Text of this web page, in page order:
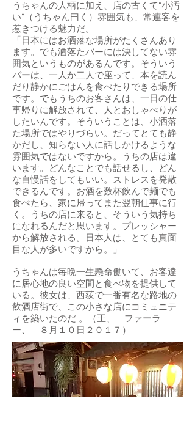
うちゃんの人柄に加え、店の古くて“小汚
い”（うちゃん曰く）雰囲気も、常連客を
惹きつける魅力だ。
「日本にはお洒落な場所がたくさんあり
ます。でも洒落たバーには決してない雰
囲気というものがあるんです。そういう
バーは、一人か二人で座って、本を読ん
だり静かにごはんを食べたりできる場所
です。でもうちのお客さんは、一日の仕
事帰りに解放されて、人とおしゃべりが
したいんです。そういうことは、小洒落
た場所ではやりづらい。だってとても静
かだし、知らない人に話しかけるような
雰囲気ではないですから。うちの店は違
います。どんなことでも話せるし、どん
な自慢話をしてもいい。ストレスを発散
できるんです。お酒を数杯飲んで麺でも
食べたら、家に帰ってまた翌朝仕事に行
く。うちの店に来ると、そういう気持ち
になれるんだと思います。プレッシャー
から解放される。日本人は、とても真面
目な人が多いですから。」
うちゃんは毎晩一生懸命働いて、お客達
に居心地の良い空間と食べ物を提供して
いる。彼女は、西荻で一番有名な路地の
飲酒店街で、この小さな店にコミュニテ
ィを築いたのだ 。（王、 ファーラ
ー、 ８月１０日２０１７）